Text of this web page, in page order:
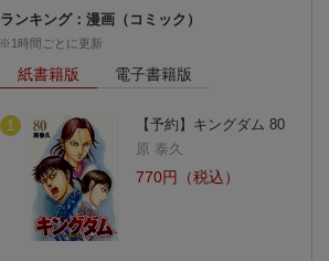
ランキング：漫画（コミック）
※1時間ごとに更新
紙書籍版 電子書籍版
1
【予約】キングダム 80
原 泰久
770円（税込）